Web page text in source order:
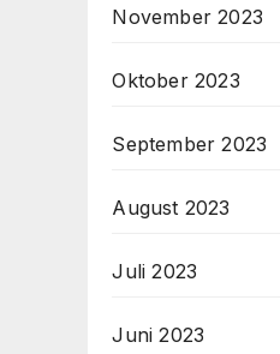
November 2023
Oktober 2023
September 2023
August 2023
Juli 2023
Juni 2023